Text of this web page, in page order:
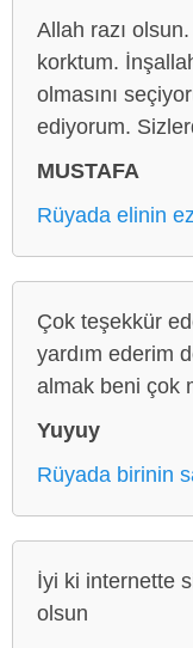
Allah razı
korktum.
olmasını
ediyorum.
MUSTAFA
Rüyada elinin
Çok teşekkür
yardım ederim
almak beni çok
Yuyuy
Rüyada birinin
İyi ki internette
olsun